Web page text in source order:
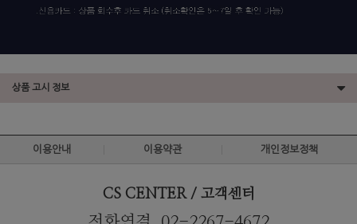
상품 고시 정보
이용안내 이용약관 개인정보정책
CS CENTER / 고객센터